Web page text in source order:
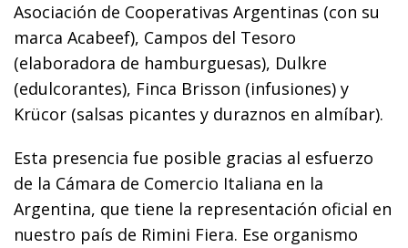
Asociación de Cooperativas Argentinas (con su
marca Acabeef), Campos del Tesoro
(elaboradora de hamburguesas), Dulkre
(edulcorantes), Finca Brisson (infusiones) y
Krücor (salsas picantes y duraznos en almíbar).
Esta presencia fue posible gracias al esfuerzo
de la Cámara de Comercio Italiana en la
Argentina, que tiene la representación oficial en
nuestro país de Rimini Fiera. Ese organismo